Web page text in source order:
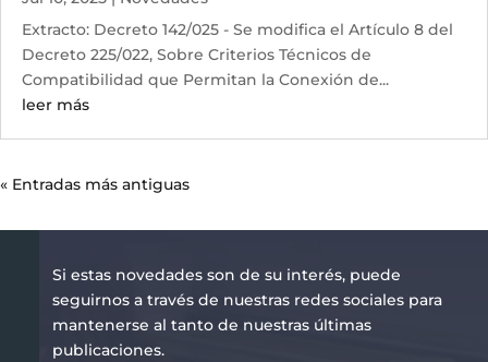
Extracto: Decreto 142/025 - Se modifica el Artículo 8 del
Decreto 225/022, Sobre Criterios Técnicos de
Compatibilidad que Permitan la Conexión de...
leer más
« Entradas más antiguas
Si estas novedades son de su interés, puede
seguirnos a través de nuestras redes sociales para
mantenerse al tanto de nuestras últimas
publicaciones.